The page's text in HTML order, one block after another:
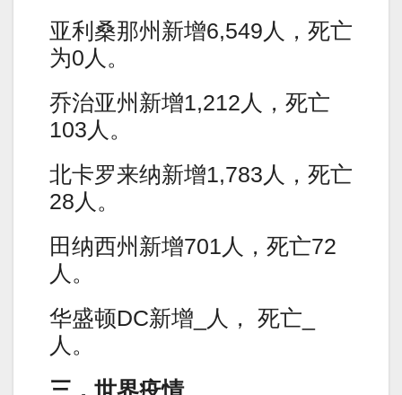
亚利桑那州新增6,549人，死亡
为0人。
乔治亚州新增1,212人，死亡
103人。
北卡罗来纳新增1,783人，死亡
28人。
田纳西州新增701人，死亡72
人。
华盛顿DC新增_人， 死亡_
人。
三．世界疫情